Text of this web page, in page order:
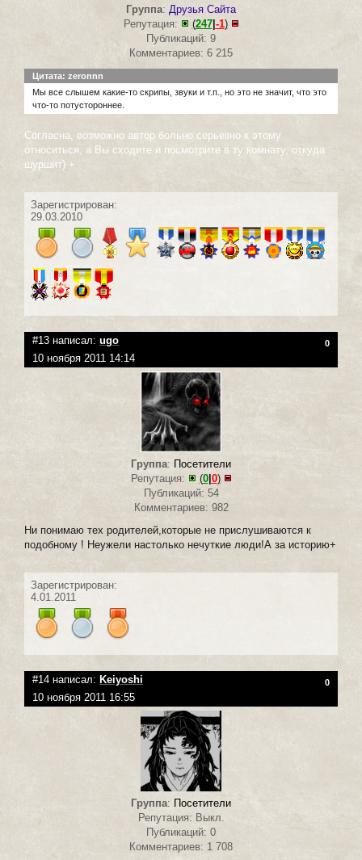
Группа: Друзья Сайта
Репутация:
(247|-1)
Публикаций: 9
Комментариев: 6 215
Цитата: zeronnn
Мы все слышем какие-то скрипы, звуки и т.п., но это не значит, что это
что-то потустороннее.
Согласна, возможно автор больно серьезно к этому
относиться, а Вы сходите и посмотрите в ту комнату, откуда
шуршит) +
Зарегистрирован:
29.03.2010
#13 написал: ugo 0
10 ноября 2011 14:14
Группа: Посетители
Репутация:
(0|0)
Публикаций: 54
Комментариев: 982
Ни понимаю тех родителей,которые не прислушиваются к
подобному ! Неужели настолько нечуткие люди!А за историю+
Зарегистрирован:
4.01.2011
#14 написал: Keiyoshi 0
10 ноября 2011 16:55
Группа: Посетители
Репутация: Выкл.
Публикаций: 0
Комментариев: 1 708